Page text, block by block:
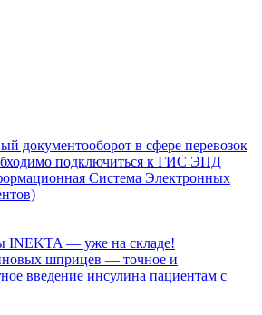
документооборот в сфере перевозок
подключиться к ГИС ЭПД
Система Электронных
INEKTA — уже на складе!
шприцев — точное и
введение инсулина пациентам с